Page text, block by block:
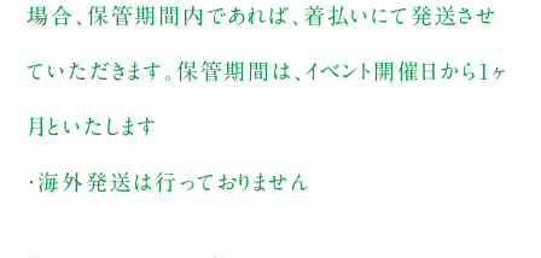
場合、保管期間内であれば、着払いにて発送させ
ていただきます。保管期間は、イベント開催日から1ヶ
月といたします
・海外発送は行っておりません